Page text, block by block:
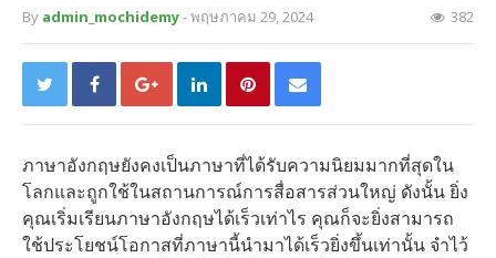
By admin_mochidemy- พฤษภาคม 29, 2024 382
ภาษาอังกฤษยังคงเป็นภาษาที่ได้รับความนิยมมากที่สุดใน
โลกและถูกใช้ในสถานการณ์การสื่อสารส่วนใหญ่ ดังนั้น ยิ่ง
คุณเริ่มเรียนภาษาอังกฤษได้เร็วเท่าไร คุณก็จะยิ่งสามารถ
ใช้ประโยชน์โอกาสที่ภาษานี้นำมาได้เร็วยิ่งขึ้นเท่านั้น จำไว้